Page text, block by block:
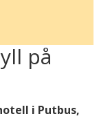
på
i Putbus,